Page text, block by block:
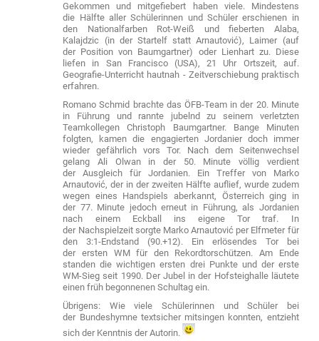
Gekommen und mitgefiebert haben viele. Mindestens
die Hälfte aller Schülerinnen und Schüler erschienen in
den Nationalfarben Rot-Weiß und fieberten Alaba,
Kalajdzic (in der Startelf statt Arnautović), Laimer (auf
der Position von Baumgartner) oder Lienhart zu. Diese
liefen in San Francisco (USA), 21 Uhr Ortszeit, auf.
Geografie-Unterricht hautnah - Zeitverschiebung praktisch
erfahren.
Romano Schmid brachte das ÖFB-Team in der 20. Minute
in Führung und rannte jubelnd zu seinem verletzten
Teamkollegen Christoph Baumgartner. Bange Minuten
folgten, kamen die engagierten Jordanier doch immer
wieder gefährlich vors Tor. Nach dem Seitenwechsel
gelang Ali Olwan in der 50. Minute völlig verdient
der Ausgleich für Jordanien. Ein Treffer von Marko
Arnautović, der in der zweiten Hälfte auflief, wurde zudem
wegen eines Handspiels aberkannt, Österreich ging in
der 77. Minute jedoch erneut in Führung, als Jordanien
nach einem Eckball ins eigene Tor traf. In
der Nachspielzeit sorgte Marko Arnautović per Elfmeter für
den 3:1-Endstand (90.+12). Ein erlösendes Tor bei
der ersten WM für den Rekordtorschützen.Am Ende
standen die wichtigen ersten drei Punkte und der erste
WM-Sieg seit 1990. Der Jubel in der Hofsteighalle läutete
einen früh begonnenen Schultag ein.
Übrigens: Wie viele Schülerinnen und Schüler bei
der Bundeshymne textsicher mitsingen konnten, entzieht
sich der Kenntnis der Autorin.